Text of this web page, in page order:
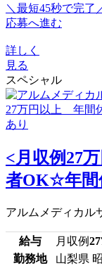
＼最短45秒で完了
応募へ進む
詳しく
見る
スペシャル
<月収例27
者OK☆年間
アルムメディカル
給与 月収例
勤務地
山梨県